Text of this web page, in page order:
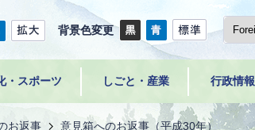
背景色変更
・スポーツ しごと・産業 行政情報
お返事 意見箱へのお返事（平成30年）